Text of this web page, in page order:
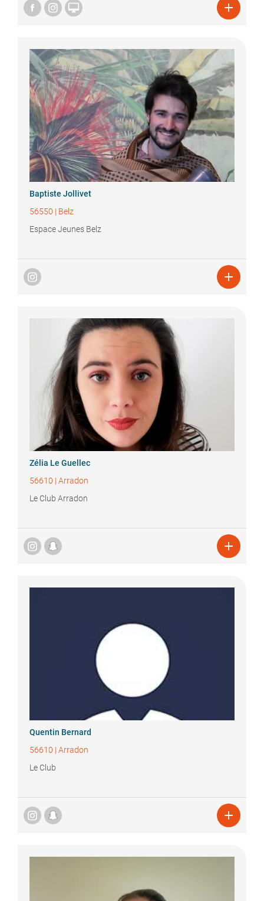
 
Baptiste Jollivet
56550 | Belz
Espace Jeunes Belz

Zélia Le Guellec
56610 | Arradon
Le Club Arradon

Quentin Bernard
56610 | Arradon
Le Club
